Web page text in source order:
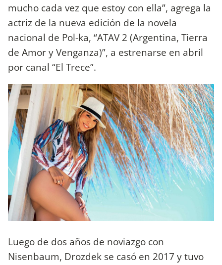
mucho cada vez que estoy con ella”, agrega la
actriz de la nueva edición de la novela
nacional de Pol-ka, “ATAV 2 (Argentina, Tierra
de Amor y Venganza)”, a estrenarse en abril
por canal “El Trece”.
Luego de dos años de noviazgo con
Nisenbaum, Drozdek se casó en 2017 y tuvo